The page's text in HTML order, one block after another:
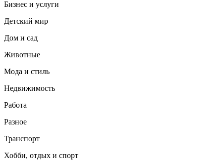
Бизнес и услуги
Детский мир
Дом и сад
Животные
Мода и стиль
Недвижимость
Работа
Разное
Транспорт
Хобби, отдых и спорт